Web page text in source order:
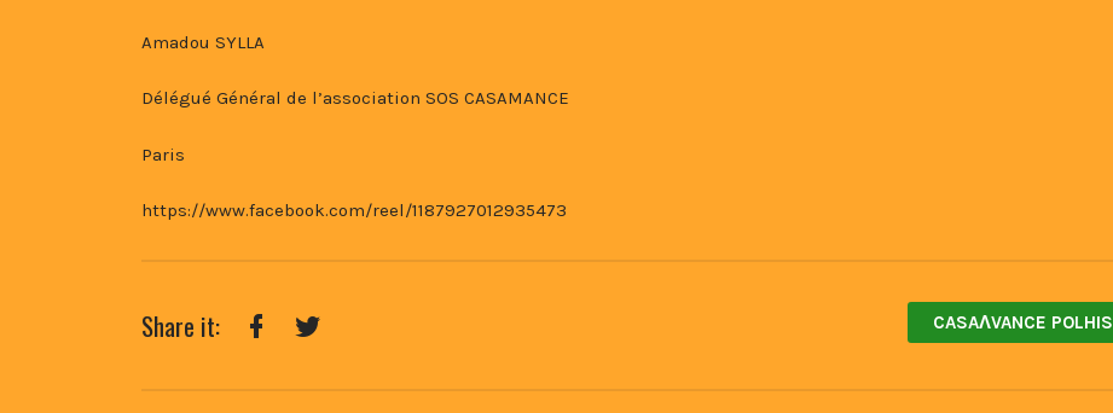
Amadou SYLLA
Délégué Général de l’association SOS CASAMANCE
Paris
https://www.facebook.com/reel/1187927012935473
Share it: CASAɅVANCE POLHIS